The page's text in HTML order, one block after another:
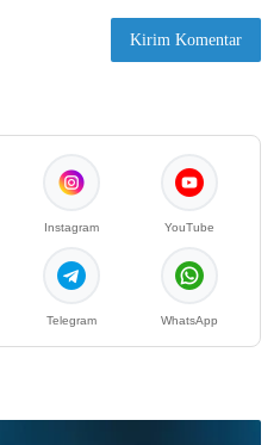
Instagram YouTube
Telegram WhatsApp